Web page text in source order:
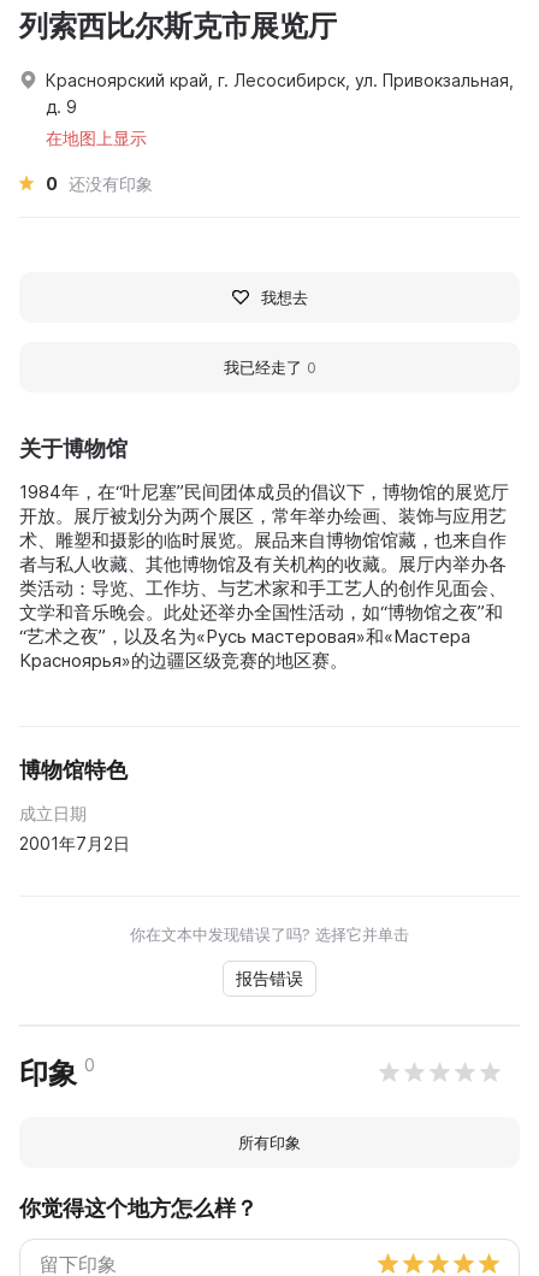
关于博物馆
1984年，在“叶尼塞”民间团体成员的倡议下，博物馆的展览厅
开放。展厅被划分为两个展区，常年举办绘画、装饰与应用艺
术、雕塑和摄影的临时展览。展品来自博物馆馆藏，也来自作
者与私人收藏、其他博物馆及有关机构的收藏。展厅内举办各
类活动：导览、工作坊、与艺术家和手工艺人的创作见面会、
文学和音乐晚会。此处还举办全国性活动，如“博物馆之夜”和
“艺术之夜”，以及名为«Русь мастеровая»和«Мастера
Красноярья»的边疆区级竞赛的地区赛。
博物馆特色
成立日期
2001年7月2日
你在文本中发现错误了吗? 选择它并单击
报告错误
印象 0
所有印象
你觉得这个地方怎么样？
列索西比尔斯克市展览厅
Красноярский край, г. Лесосибирск, ул. Привокзальная,
д. 9
在地图上显示
0 还没有印象
我想去
我已经走了 0